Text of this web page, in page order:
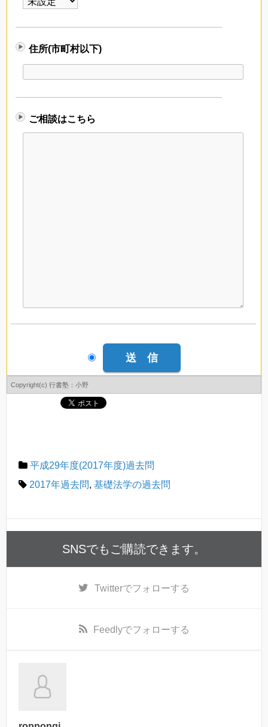
住所(市町村以下)
ご相談はこちら
Copyright(c) 行書塾：小野
平成29年度(2017年度)過去問
2017年過去問, 基礎法学の過去問
SNSでもご購読できます。
Twitterでフォローする
Feedlyでフォローする